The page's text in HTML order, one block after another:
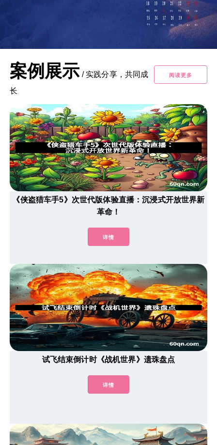
案例展示 / 实践分享，共同成
长
阅读更多
《侠盗猎车手5》次世代版体验直播：沉浸式开放世界新
革命！
详情
试飞结束倒计时《战机世界》遗珠盘点
详情